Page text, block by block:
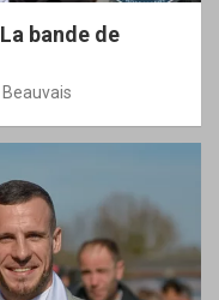
bande de